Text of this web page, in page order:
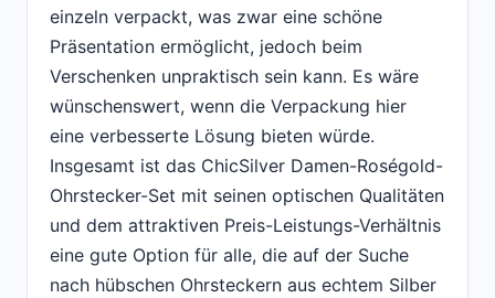
einzeln verpackt, was zwar eine schöne
Präsentation ermöglicht, jedoch beim
Verschenken unpraktisch sein kann. Es wäre
wünschenswert, wenn die Verpackung hier
eine verbesserte Lösung bieten würde.
Insgesamt ist das ChicSilver Damen-Roségold-
Ohrstecker-Set mit seinen optischen Qualitäten
und dem attraktiven Preis-Leistungs-Verhältnis
eine gute Option für alle, die auf der Suche
nach hübschen Ohrsteckern aus echtem Silber